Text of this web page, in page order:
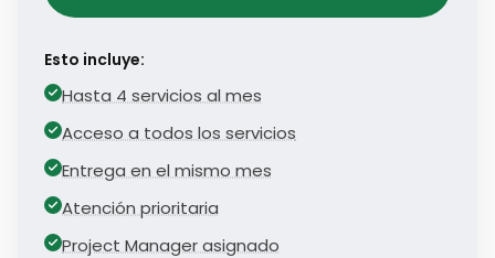
Esto incluye:
Hasta 4 servicios al mes
Acceso a todos los servicios
Entrega en el mismo mes
Atención prioritaria
Project Manager asignado